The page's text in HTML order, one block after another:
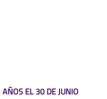
EL 30 DE JUNIO